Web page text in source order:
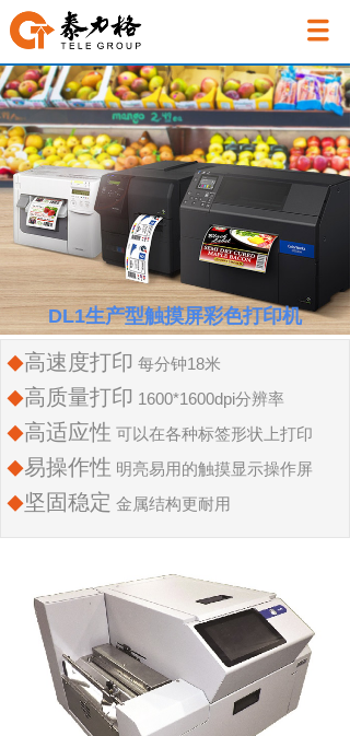
DL1生产型触摸屏彩色打印机
◆高速度打印 每分钟18米
◆高质量打印 1600*1600dpi分辨率
◆高适应性 可以在各种标签形状上打印
◆易操作性 明亮易用的触摸显示操作屏
◆坚固稳定 金属结构更耐用